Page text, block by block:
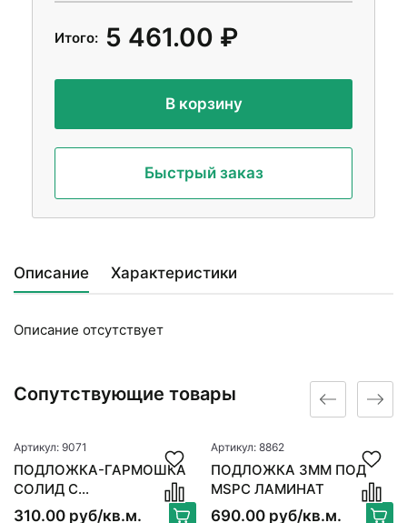
Итого: 5 461.00 ₽
В корзину
Быстрый заказ
Описание Характеристики
Описание отсутствует
Сопутствующие товары
Артикул: 9071
ПОДЛОЖКА-ГАРМОШКА
СОЛИД С
ПАРОИЗОЛЯЦИЕЙ ANTI
310.00 руб/кв.м.
Артикул: 8862
ПОДЛОЖКА 3ММ ПОД
MSPC ЛАМИНАТ
690.00 руб/кв.м.